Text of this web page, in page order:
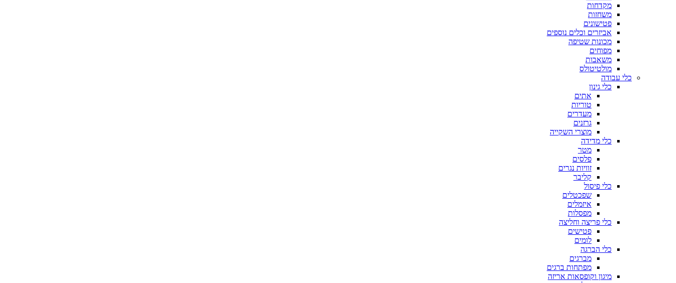
מקדחות
משחזות
פטישונים
אביזרים וכלים נוספים
מכונות שטיפה
מפוחים
משאבות
מולטיטולס
כלי עבודה
כלי גינון
אתים
טוריות
מעדרים
גרזנים
מוצרי השקייה
כלי מדידה
מטר
פלסים
זוויות נגרים
קליבר
כלי פיסול
שפכטלים
איזמלים
מפסלות
כלי פריצה וחליצה
פטישים
לומים
כלי הברגה
מברגים
מפתחות ברגים
מיגון וקופסאות אריזה